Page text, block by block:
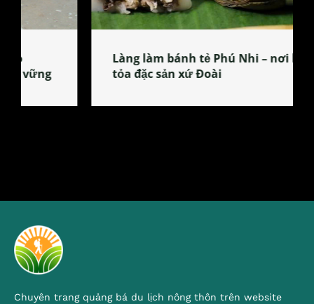
Làng làm bánh tẻ Phú Nhi – nơi lan
tỏa đặc sản xứ Đoài
Chuyên trang quảng bá du lịch nông thôn trên website